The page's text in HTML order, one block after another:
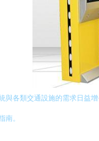
與各類交通設施的需求日益
南。